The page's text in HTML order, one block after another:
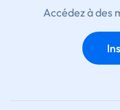
Accédez à des